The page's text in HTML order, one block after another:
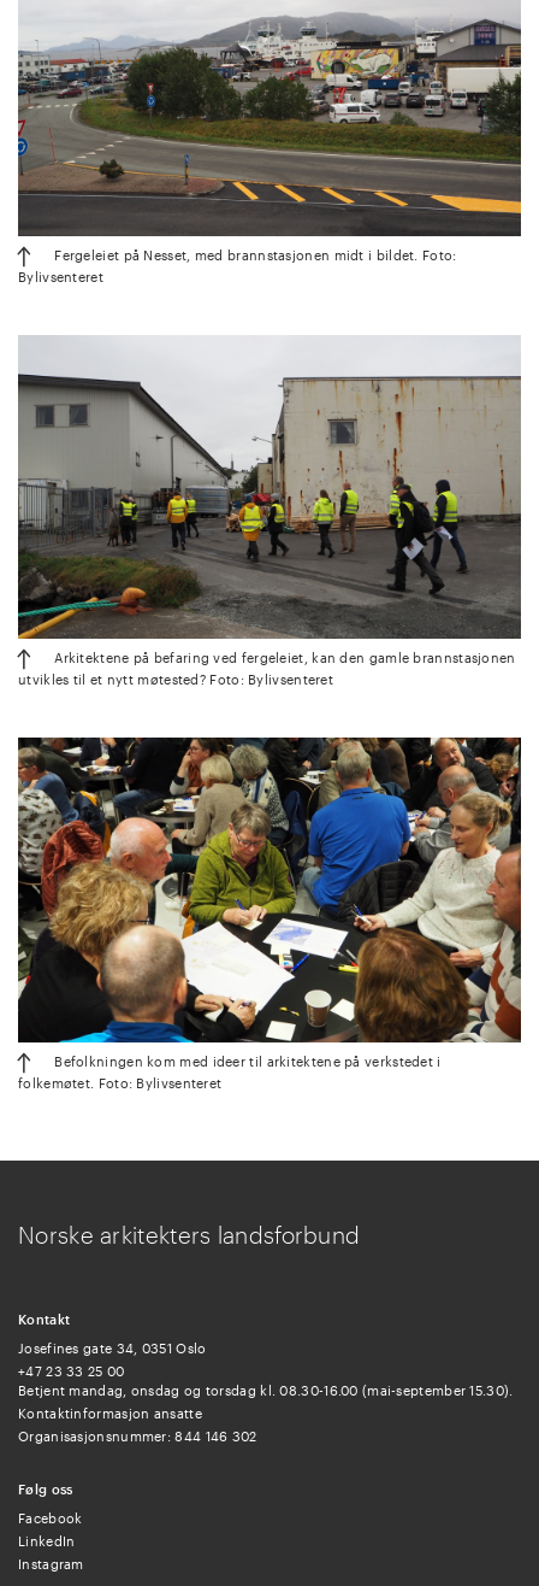
Fergeleiet på Nesset, med brannstasjonen midt i bildet. Foto:
Bylivsenteret
Arkitektene på befaring ved fergeleiet, kan den gamle brannstasjonen
utvikles til et nytt møtested? Foto: Bylivsenteret
Befolkningen kom med ideer til arkitektene på verkstedet i
folkemøtet. Foto: Bylivsenteret
Norske arkitekters landsforbund
Kontakt
Josefines gate 34, 0351 Oslo
+47 23 33 25 00
Betjent mandag, onsdag og torsdag kl. 08.30-16.00 (mai-september 15.30).
Kontaktinformasjon ansatte
Organisasjonsnummer: 844 146 302
Følg oss
Facebook
LinkedIn
Instagram